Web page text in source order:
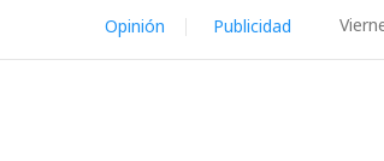
content
Opinión Publicidad